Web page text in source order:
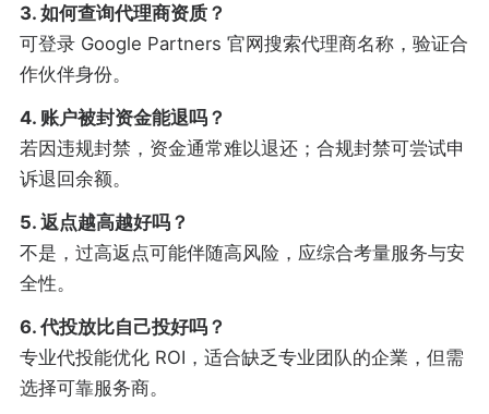
3. 如何查询代理商资质？
可登录 Google Partners 官网搜索代理商名称，验证合
作伙伴身份。
4. 账户被封资金能退吗？
若因违规封禁，资金通常难以退还；合规封禁可尝试申
诉退回余额。
5. 返点越高越好吗？
不是，过高返点可能伴随高风险，应综合考量服务与安
全性。
6. 代投放比自己投好吗？
专业代投能优化 ROI，适合缺乏专业团队的企業，但需
选择可靠服务商。